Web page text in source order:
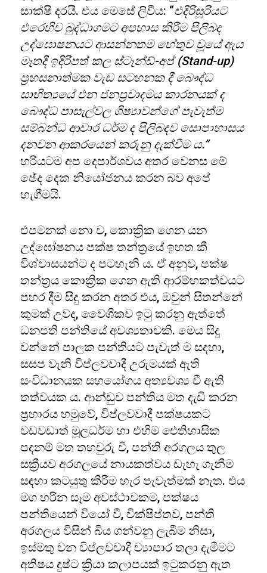
සාක්ෂි දරයි. එය මෙසේ ලිවීය: “එදිරිසූරියට
එරෙහිව බුද්ධාගමට අපහාස කිරීම පිලිබද
උද්ඝොෂනයට ආසන්නතම හේතුව වූයේ ඇය
මෑතදී ඉදිරිපත් කල ස්ටෑන්ඩ්-අප් (Stand-up)
ප්‍රහසනාත්මක වැඩ සටහනක දී බෞද්ධ
සාහිත්‍යයේ එන ජනප්‍රවාදමය කාරනයක් ද
බෞද්ධ පාසැල්වල ශිෂ්‍යාවන්ගේ පැවැත්ම
සම්බන්ධ ආචාර ධර්ම ද පිලිබදව සොපාහාසය
දනවන ආකරයෙන් කරුනු දැක්වීම ය.”
හරියටම අප දෙපාර්ශවය අතර වෙනස මේ
ඡේද දෙක නියෝජනය කරන බව අපේ
හැගීමයි.
එපමනක් නො ව, කොක්‍රික ගෙන යන
උද්ඝෝෂනය පක්ෂ තන්ත්‍රයේ ඉහත කී
විශ්වාසයන්ට ද පටහැනි ය. ඒ අනුව, පක්ෂ
තන්ත්‍රය කොක්‍රික ගෙන ඇති ආරම්භකත්වයට
පහර දීම සිදු කරන අතර එය, ඔවුන් සිතන්නේ
කුමක් උවද, වෛශිකව ඉටු කරනු ඇත්තේ
ධනපති පන්තියේ අවශ්‍යතාවකි. මෙය සිදු
වන්නේ පාලක පන්තියට පැවැත් ම සදහා,
සසප වැනි විප්ලවවාදී උරුමයක් ඇති
සංවිධානයක සහයෝගය අත්‍යවශ්‍ය වී ඇති
තත්වයක ය. ආන්ඩුව පන්තිය මත දැඩි කරන
ප්‍රහාරය හමුවේ, විප්ලවවාදී පක්ෂයකට
වඩවඩාත් මූලධර්ම හා එහිම ඓතිහාසික
පදනම් මත තහවුරු වී, පන්ති අරගලය තුල
සක්‍රීයව අරගලයේ නායකත්වය ඩැහැ ගැනීම
සඳහා කටයුතු කිරීම හැර පැවැත්මක් නැත. එය
මග හරින සෑම අවස්ථාවකම, පක්ෂය
පන්තියෙන් වියෝ වී, වික්ෂිප්තව, පන්ති
අරගලය විසින් බිය ගන්වනු ලැබීම නිසා,
ඉස්මතු වන විප්ලවවාදී ව්‍යාපාර තලා දැමීමට
අතිෂය දුෂ්ට ක්‍රියා කලාපයක් ඉටුකරනු ඇත